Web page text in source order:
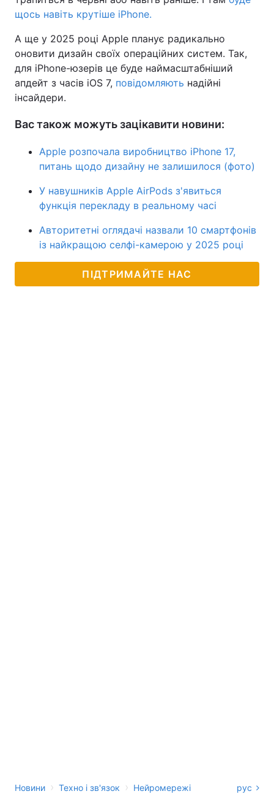
щось навіть крутіше iPhone.
А ще у 2025 році Apple планує радикально
оновити дизайн своїх операційних систем. Так,
для iPhone-юзерів це буде наймасштабніший
апдейт з часів iOS 7, повідомляють надійні
інсайдери.
Вас також можуть зацікавити новини:
Apple розпочала виробництво iPhone 17,
питань щодо дизайну не залишилося (фото)
У навушників Apple AirPods з'явиться
функція перекладу в реальному часі
Авторитетні оглядачі назвали 10 смартфонів
із найкращою селфі-камерою у 2025 році
ПІДТРИМАЙТЕ НАС
Новини › Техно і зв'язок › Нейромережі рус